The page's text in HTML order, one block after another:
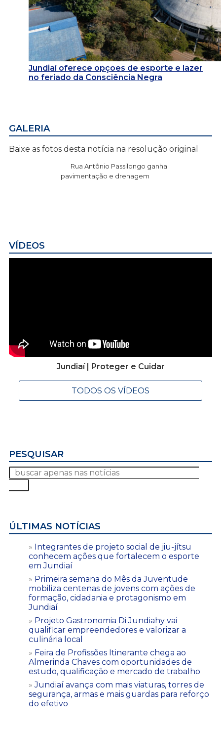
Jundiaí oferece opções de esporte e lazer
no feriado da Consciência Negra
GALERIA
Baixe as fotos desta notícia na resolução original
Rua Antônio Passilongo ganha
pavimentação e drenagem
VÍDEOS
Jundiaí | Proteger e Cuidar
TODOS OS VÍDEOS
PESQUISAR
ÚLTIMAS NOTÍCIAS
Integrantes de projeto social de jiu-jítsu
conhecem ações que fortalecem o esporte
em Jundiaí
Primeira semana do Mês da Juventude
mobiliza centenas de jovens com ações de
formação, cidadania e protagonismo em
Jundiaí
Projeto Gastronomia Di Jundiahy vai
qualificar empreendedores e valorizar a
culinária local
Feira de Profissões Itinerante chega ao
Almerinda Chaves com oportunidades de
estudo, qualificação e mercado de trabalho
Jundiaí avança com mais viaturas, torres de
segurança, armas e mais guardas para reforço
do efetivo